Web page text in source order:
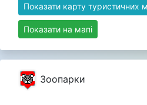
Показати карту туристичних
Показати на мапі
Зоопарки